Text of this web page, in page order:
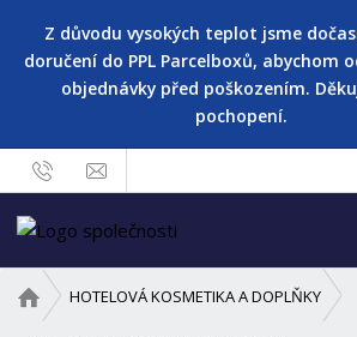
Z důvodu vysokých teplot jsme
doručení do PPL Parcelboxů, abychom
objednávky před poškozením.
pochopení.
v
HOTELOVÁ KOSMETIKA A DOPLŇKY